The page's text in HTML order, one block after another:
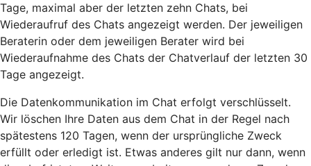
Tage, maximal aber der letzten zehn Chats, bei
Wiederaufruf des Chats angezeigt werden. Der jeweiligen
Beraterin oder dem jeweiligen Berater wird bei
Wiederaufnahme des Chats der Chatverlauf der letzten 30
Tage angezeigt.
Die Datenkommunikation im Chat erfolgt verschlüsselt.
Wir löschen Ihre Daten aus dem Chat in der Regel nach
spätestens 120 Tagen, wenn der ursprüngliche Zweck
erfüllt oder erledigt ist. Etwas anderes gilt nur dann, wenn